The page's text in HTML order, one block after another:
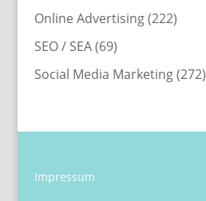
Online Advertising(222)
SEO / SEA(69)
Social Media Marketing(272)
Impressum